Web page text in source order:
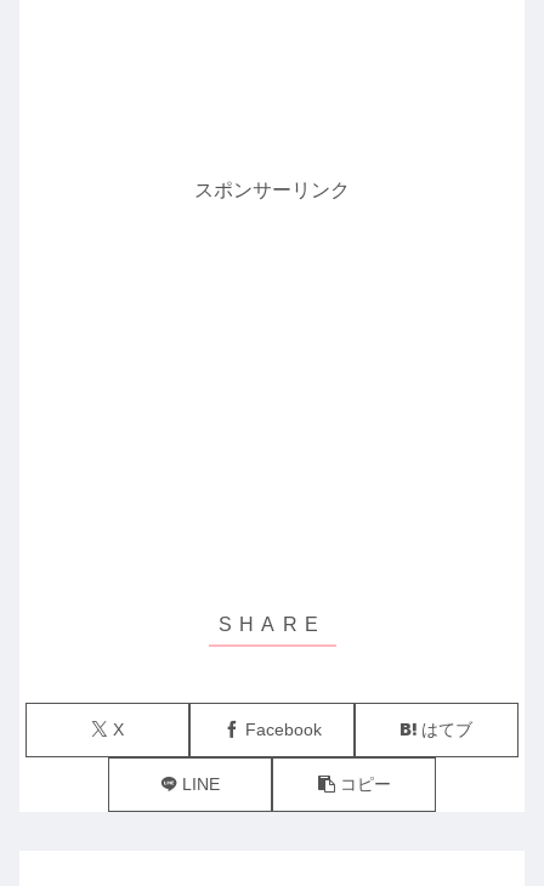
スポンサーリンク
X Facebook はてブ
LINE コピー